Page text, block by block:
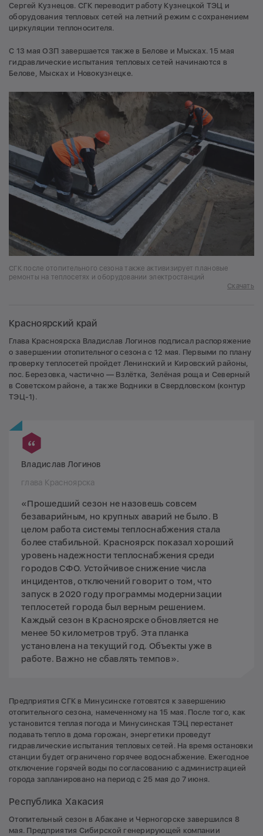
Сергей Кузнецов. СГК переводит работу Кузнецкой ТЭЦ и
оборудования тепловых сетей на летний режим с сохранением
циркуляции теплоносителя.
С 13 мая ОЗП завершается также в Белове и Мысках. 15 мая
гидравлические испытания тепловых сетей начинаются в
Белове, Мысках и Новокузнецке.
СГК после отопительного сезона также активизирует плановые
ремонты на теплосетях и оборудовании электростанций
Скачать
Красноярский край
Глава Красноярска Владислав Логинов подписал распоряжение
о завершении отопительного сезона с 12 мая. Первыми по плану
проверку теплосетей пройдет Ленинский и Кировский районы,
пос. Березовка, частично — Взлётка, Зелёная роща и Северный
в Советском районе, а также Водники в Свердловском (контур
ТЭЦ-1).
Владислав Логинов
глава Красноярска
«Прошедший сезон не назовешь совсем
безаварийным, но крупных аварий не было. В
целом работа системы теплоснабжения стала
более стабильной. Красноярск показал хороший
уровень надежности теплоснабжения среди
городов СФО. Устойчивое снижение числа
инцидентов, отключений говорит о том, что
запуск в 2020 году программы модернизации
теплосетей города был верным решением.
Каждый сезон в Красноярске обновляется не
менее 50 километров труб. Эта планка
установлена на текущий год. Объекты уже в
работе. Важно не сбавлять темпов».
Предприятия СГК в Минусинске готовятся к завершению
отопительного сезона, намеченному на 15 мая. После того, как
установится теплая погода и Минусинская ТЭЦ перестанет
подавать тепло в дома горожан, энергетики проведут
гидравлические испытания тепловых сетей. На время остановки
станции будет ограничено горячее водоснабжение. Ежегодное
отключение горячей воды по согласованию с администрацией
города запланировано на период с 25 мая до 7 июня.
Республика Хакасия
Отопительный сезон в Абакане и Черногорске завершился 8
мая. Предприятия Сибирской генерирующей компании